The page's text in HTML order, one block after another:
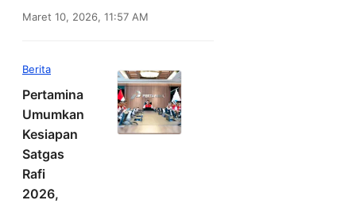
Maret 10, 2026, 11:57 AM
Berita
Pertamina
Umumkan
Kesiapan
Satgas
Rafi
2026,